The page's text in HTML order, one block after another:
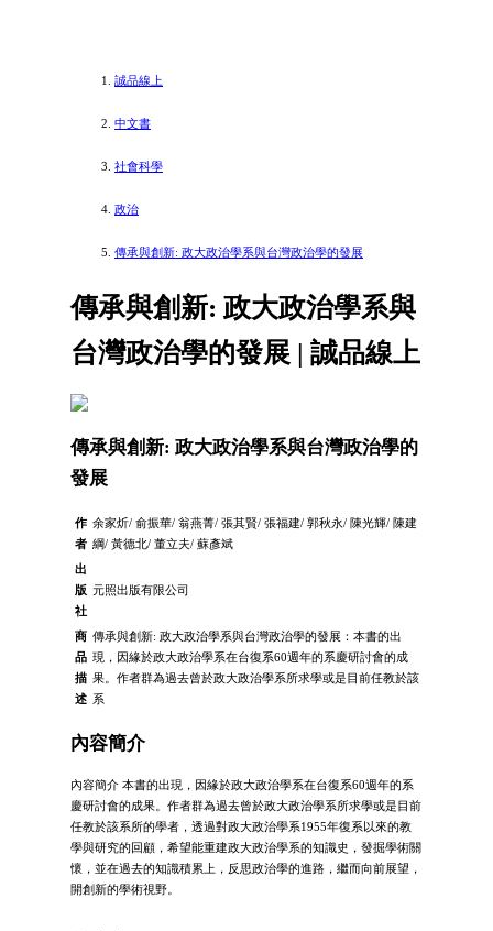
誠品線上
中文書
社會科學
政治
傳承與創新: 政大政治學系與台灣政治學的發展
傳承與創新: 政大政治學系與
台灣政治學的發展 | 誠品線上
傳承與創新: 政大政治學系與台灣政治學的
發展
作
者
余家炘/ 俞振華/ 翁燕菁/ 張其賢/ 張福建/ 郭秋永/ 陳光輝/ 陳建
綱/ 黃德北/ 董立夫/ 蘇彥斌
出
版
社
元照出版有限公司
商
品
描
述
傳承與創新: 政大政治學系與台灣政治學的發展：本書的出
現，因緣於政大政治學系在台復系60週年的系慶研討會的成
果。作者群為過去曾於政大政治學系所求學或是目前任教於該
系
內容簡介
內容簡介 本書的出現，因緣於政大政治學系在台復系60週年的系
慶研討會的成果。作者群為過去曾於政大政治學系所求學或是目前
任教於該系所的學者，透過對政大政治學系1955年復系以來的教
學與研究的回顧，希望能重建政大政治學系的知識史，發掘學術關
懷，並在過去的知識積累上，反思政治學的進路，繼而向前展望，
開創新的學術視野。